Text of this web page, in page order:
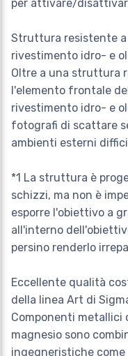
per attivare/
Struttura resistente a
rivestimento idro- e
Oltre a una struttura
l'elemento frontale
rivestimento idro- e
fotografi di scattare
ambienti esterni
*1 La struttura è
schizzi, ma non è
esporre l'obiettivo a
all'interno
persino renderlo
Eccellente qualità
della linea Art di
Componenti metallici
magnesio sono
ingegneristiche come